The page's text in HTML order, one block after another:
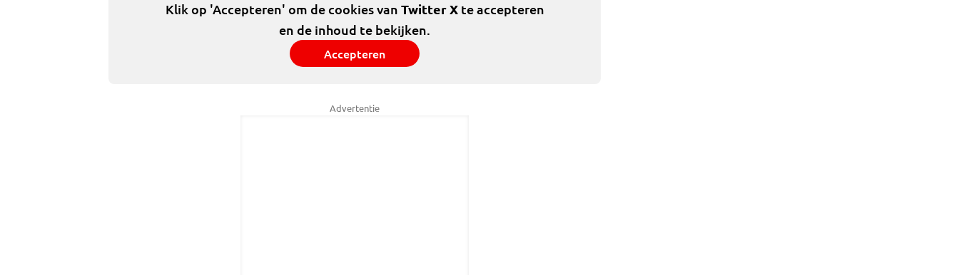
Klik op 'Accepteren' om de cookies van Twitter Xte accepteren
en de inhoud te bekijken.
Accepteren
Advertentie